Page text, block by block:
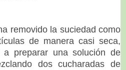
removido la suciedad como
de manera casi seca,
a preparar una solución de
dos cucharadas de